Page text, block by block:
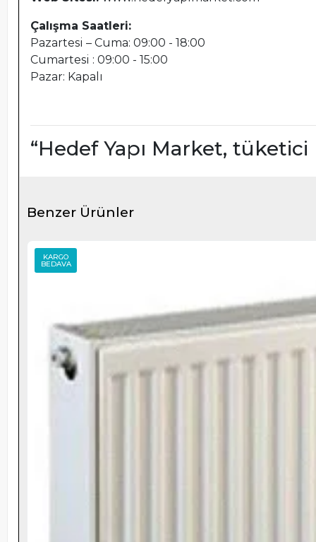
Çalışma Saatleri:
Pazartesi – Cuma: 09:00 - 18:00
Cumartesi : 09:00 - 15:00
Pazar: Kapalı
“Hedef Yapı Market,
Benzer Ürünler
KARGO
BEDAVA